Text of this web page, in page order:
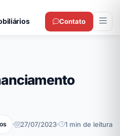
Contato
27/07/2023 1 min de leitura